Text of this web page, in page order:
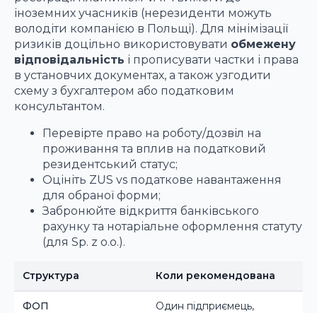
іноземних учасників (нерезиденти можуть
володіти компанією в Польщі). Для мінімізації
ризиків доцільно використовувати обмежену
відповідальність і прописувати частки і права
в установчих документах, а також узгодити
схему з бухгалтером або податковим
консультантом.
Перевірте право на роботу/дозвіл на
проживання та вплив на податковий
резидентський статус;
Оцініть ZUS vs податкове навантаження
для обраної форми;
Забронюйте відкриття банківського
рахунку та нотаріальне оформлення статуту
(для Sp. z o.o.).
Структура Коли рекомендована
ФОП
Один підприємець,